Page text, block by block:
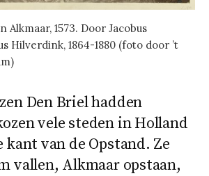
Alkmaar, 1573. Door Jacobus
Hilverdink, 1864-1880 (foto door ’t
Den Briel hadden
vele steden in Holland
kant van de Opstand. Ze
vallen, Alkmaar opstaan,